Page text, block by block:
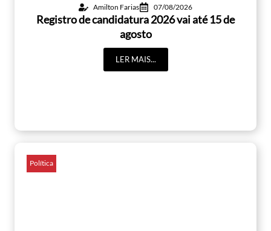
Amilton Farias 07/08/2026
Registro de candidatura 2026 vai até 15 de
agosto
LER MAIS...
Política